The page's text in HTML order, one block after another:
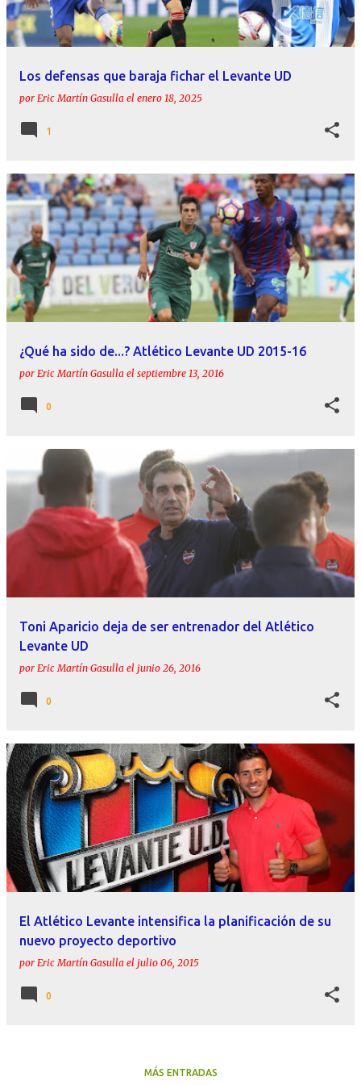
a
d
Los defensas que baraja fichar el Levante UD
por Eric Martín Gasulla el enero 18, 2025
1
¿Qué ha sido de...? Atlético Levante UD 2015-16
por Eric Martín Gasulla el septiembre 13, 2016
0
Toni Aparicio deja de ser entrenador del Atlético
Levante UD
por Eric Martín Gasulla el junio 26, 2016
0
El Atlético Levante intensifica la planificación de su
nuevo proyecto deportivo
por Eric Martín Gasulla el julio 06, 2015
0
MÁS ENTRADAS